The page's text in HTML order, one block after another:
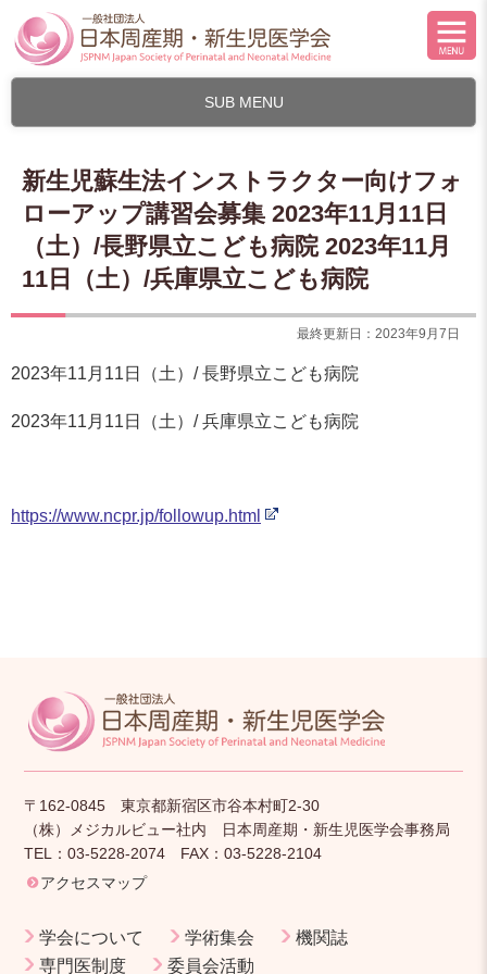
SUB MENU
新生児蘇生法インストラクター向けフォ
ローアップ講習会募集 2023年11月11日
（土）/長野県立こども病院 2023年11月
11日（土）/兵庫県立こども病院
最終更新日：2023年9月7日
2023年11月11日（土）/ 長野県立こども病院
2023年11月11日（土）/ 兵庫県立こども病院
https://www.ncpr.jp/followup.html
〒162-0845 東京都新宿区市谷本村町2-30
（株）メジカルビュー社内 日本周産期・新生児医学会事務局
TEL：03-5228-2074 FAX：03-5228-2104
アクセスマップ
学会について 学術集会
機関誌
専門医制度
委員会活動